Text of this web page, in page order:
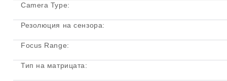
Camera Type:
Резолюция на сензора:
Focus Range:
Тип на матрицата: